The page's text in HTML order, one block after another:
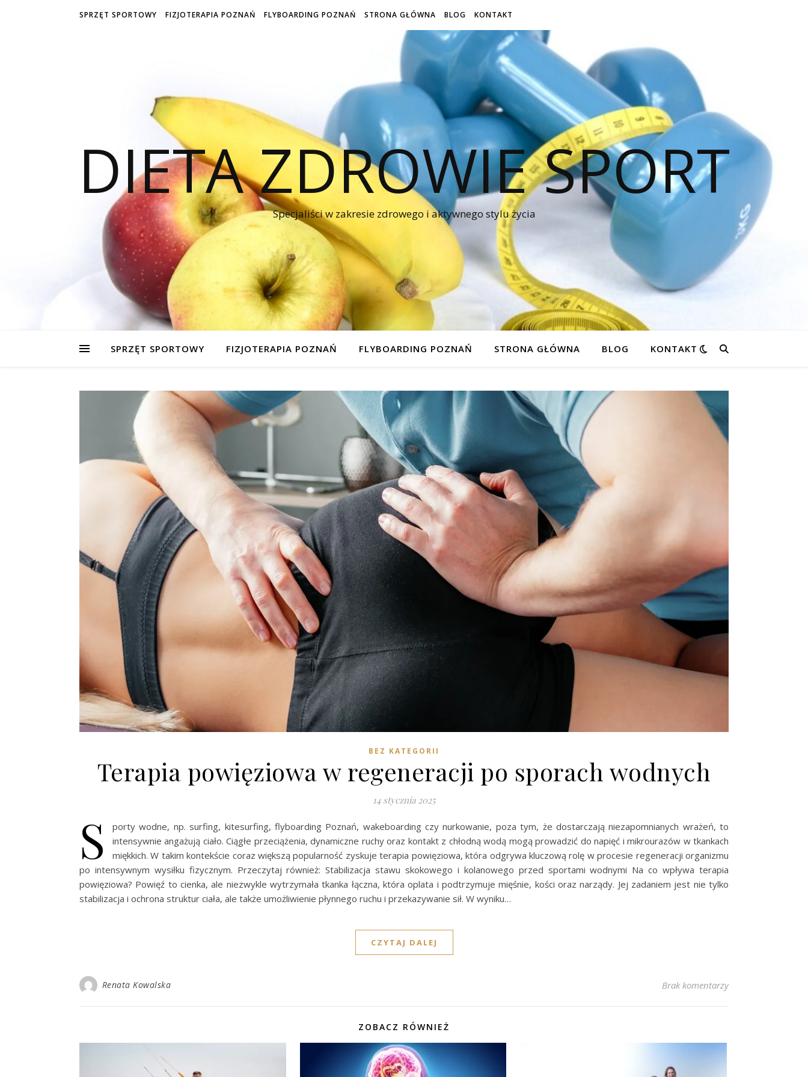
SPRZĘT SPORTOWY FIZJOTERAPIA POZNAŃ FLYBOARDING POZNAŃ STRONA GŁÓWNA BLOG KONTAKT
DIETA ZDROWIE SPORT
Specjaliści w zakresie zdrowego i aktywnego stylu życia
SPRZĘT SPORTOWY FIZJOTERAPIA POZNAŃ FLYBOARDING POZNAŃ STRONA GŁÓWNA BLOG KONTAKT
BEZ KATEGORII
Terapia powięziowa w regeneracji po sporach wodnych
14 stycznia 2025
S
porty wodne, np. surfing, kitesurfing, flyboarding Poznań, wakeboarding czy nurkowanie, poza tym, że dostarczają niezapomnianych wrażeń, to
intensywnie angażują ciało. Ciągłe przeciążenia, dynamiczne ruchy oraz kontakt z chłodną wodą mogą prowadzić do napięć i mikrourazów w tkankach
miękkich. W takim kontekście coraz większą popularność zyskuje terapia powięziowa, która odgrywa kluczową rolę w procesie regeneracji organizmu
po intensywnym wysiłku fizycznym. Przeczytaj również: Stabilizacja stawu skokowego i kolanowego przed sportami wodnymi Na co wpływa terapia
powięziowa? Powięź to cienka, ale niezwykle wytrzymała tkanka łączna, która oplata i podtrzymuje mięśnie, kości oraz narządy. Jej zadaniem jest nie tylko
stabilizacja i ochrona struktur ciała, ale także umożliwienie płynnego ruchu i przekazywanie sił. W wyniku…
CZYTAJ DALEJ
Renata Kowalska Brak komentarzy
ZOBACZ RÓWNIEŻ